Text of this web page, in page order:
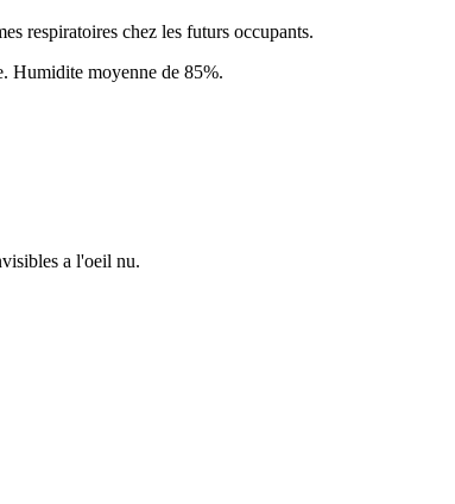
respiratoires chez les futurs occupants.
. Humidite moyenne de 85%.
a l'oeil nu.